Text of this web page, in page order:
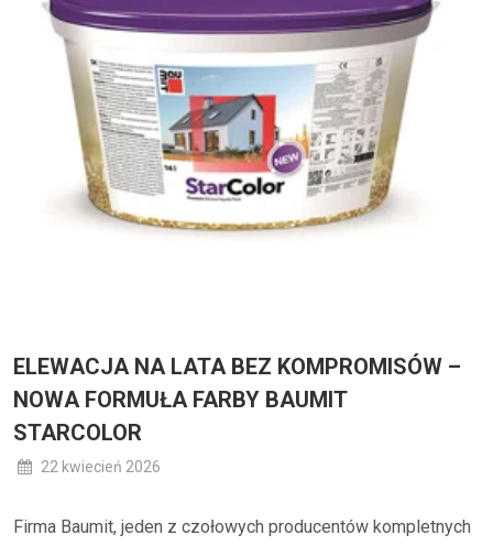
ELEWACJA NA LATA BEZ KOMPROMISÓW –
NOWA FORMUŁA FARBY BAUMIT
STARCOLOR
22 kwiecień 2026
Firma Baumit, jeden z czołowych producentów kompletnych